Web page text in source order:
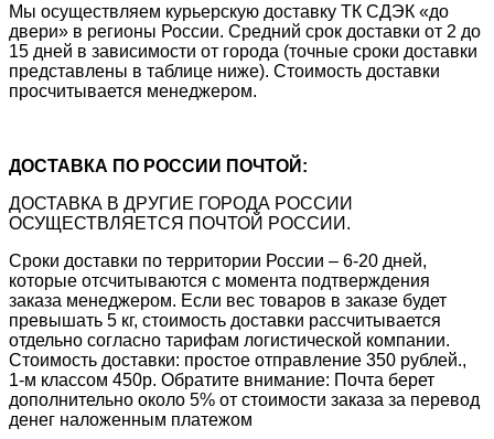
Мы осуществляем курьерскую доставку ТК СДЭК «до
двери» в регионы России. Средний срок доставки от 2 до
15 дней в зависимости от города (точные сроки доставки
представлены в таблице ниже). Стоимость доставки
просчитывается менеджером.
ДОСТАВКА ПО РОССИИ ПОЧТОЙ:
ДОСТАВКА В ДРУГИЕ ГОРОДА РОССИИ
ОСУЩЕСТВЛЯЕТСЯ ПОЧТОЙ РОССИИ.
Сроки доставки по территории России – 6-20 дней,
которые отсчитываются с момента подтверждения
заказа менеджером. Если вес товаров в заказе будет
превышать 5 кг, стоимость доставки рассчитывается
отдельно согласно тарифам логистической компании.
Стоимость доставки: простое отправление 350 рублей.,
1-м классом 450р. Обратите внимание: Почта берет
дополнительно около 5% от стоимости заказа за перевод
денег наложенным платежом